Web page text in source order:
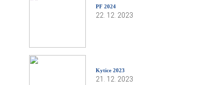
PF 2024
22. 12. 2023
Kytice 2023
21. 12. 2023